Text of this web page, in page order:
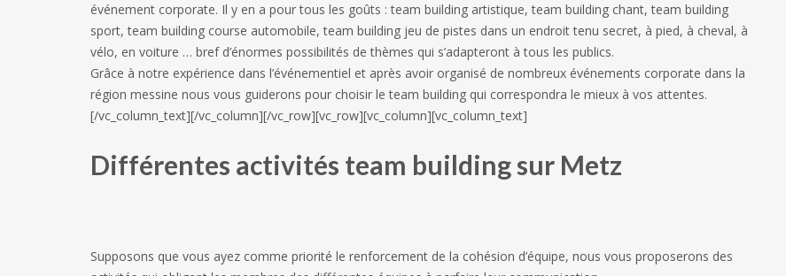
événement corporate. Il y en a pour tous les goûts : team building artistique, team building chant, team building
sport, team building course automobile, team building jeu de pistes dans un endroit tenu secret, à pied, à cheval, à
vélo, en voiture … bref d’énormes possibilités de thèmes qui s’adapteront à tous les publics.
Grâce à notre expérience dans l’événementiel et après avoir organisé de nombreux événements corporate dans la
région messine nous vous guiderons pour choisir le team building qui correspondra le mieux à vos attentes.
[/vc_column_text][/vc_column][/vc_row][vc_row][vc_column][vc_column_text]
Différentes activités team building sur Metz
Supposons que vous ayez comme priorité le renforcement de la cohésion d’équipe, nous vous proposerons des